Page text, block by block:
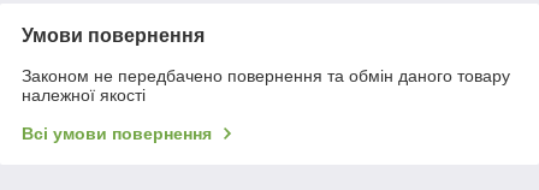
Умови повернення
Законом не передбачено повернення та обмін даного товару
належної якості
Всі умови повернення